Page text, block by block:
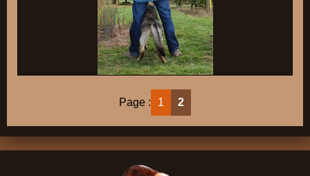
Page : 1 2